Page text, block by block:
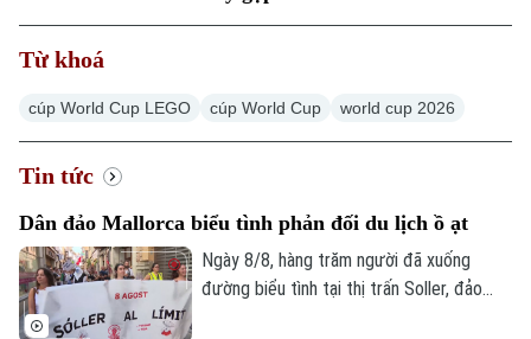
Từ khoá
cúp World Cup LEGO cúp World Cup world cup 2026
Tin tức
Dân đảo Mallorca biểu tình phản đối du lịch ồ ạt
Ngày 8/8, hàng trăm người đã xuống
đường biểu tình tại thị trấn Soller, đảo